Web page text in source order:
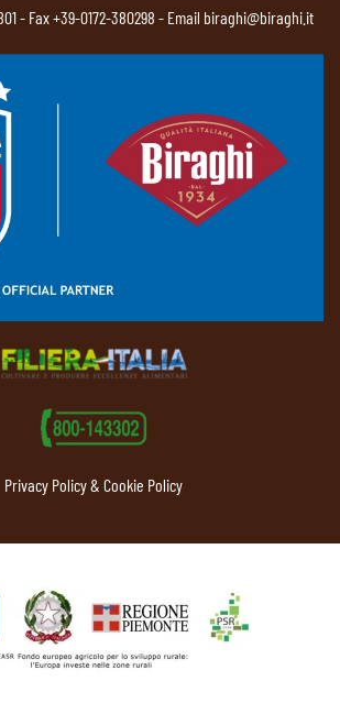
- Fax +39-0172-380298 - Email biraghi@biraghi.it
Privacy Policy & Cookie Policy